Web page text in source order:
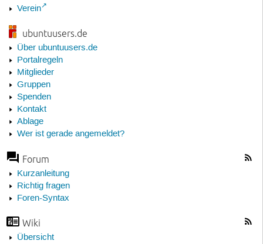
Verein
ubuntuusers.de
Über ubuntuusers.de
Portalregeln
Mitglieder
Gruppen
Spenden
Kontakt
Ablage
Wer ist gerade angemeldet?
Forum
Kurzanleitung
Richtig fragen
Foren-Syntax
Wiki
Übersicht